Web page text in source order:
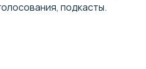
подкасты.